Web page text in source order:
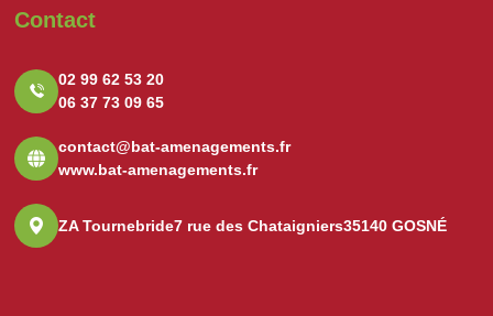
Contact
02 99 62 53 20
06 37 73 09 65
contact@bat-amenagements.fr
www.bat-amenagements.fr
ZA Tournebride7 rue des Chataigniers35140 GOSNÉ